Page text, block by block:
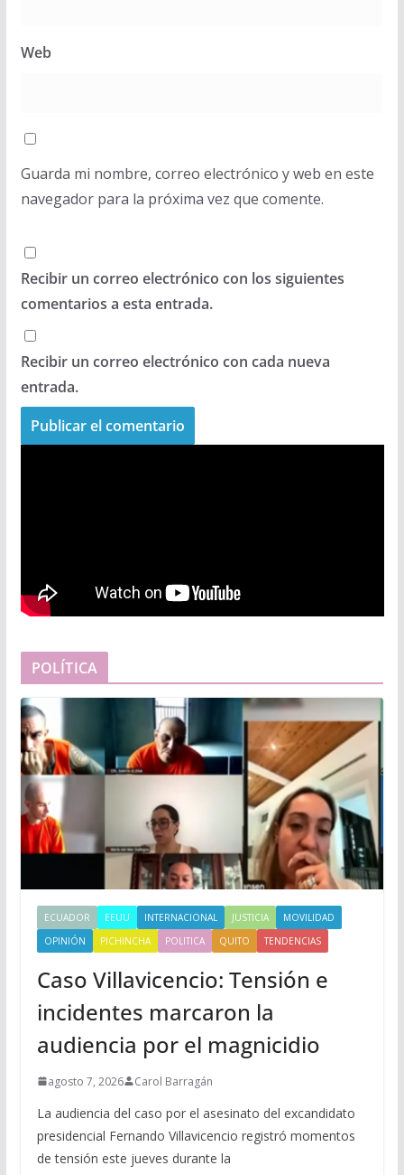
Web
Guarda mi nombre, correo electrónico y web en este
navegador para la próxima vez que comente.
Recibir un correo electrónico con los siguientes
comentarios a esta entrada.
Recibir un correo electrónico con cada nueva
entrada.
POLÍTICA
ECUADOR EEUU INTERNACIONAL JUSTICIA
MOVILIDAD
OPINIÓN
PICHINCHA POLITICA QUITO TENDENCIAS
Caso Villavicencio: Tensión e
incidentes marcaron la
audiencia por el magnicidio
agosto 7, 2026 Carol Barragán
La audiencia del caso por el asesinato del excandidato
presidencial Fernando Villavicencio registró momentos
de tensión este jueves durante la